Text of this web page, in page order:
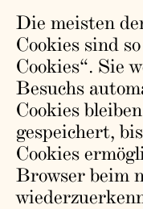
Die meisten
Cookies sind
Cookies“. Sie
Besuchs
Cookies
gespeichert,
Cookies
Browser beim